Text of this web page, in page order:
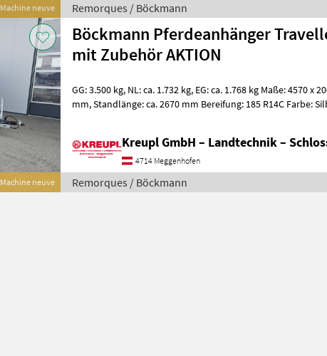
Machine neuve Remorques / Böckmann
Machine neuve
Böckmann Pferdeanhänger
mit Zubehör AKTION
GG: 3.500 kg, NL: ca. 1.732 kg, EG: ca. 1.768 kg Maße: 4570 x 2000 x 2450
mm, Standlänge: ca. 2670 mm Bereifung: 185 R14C Farbe: Silber-
Kreupl GmbH – Landtechnik –
4714 Meggenhofen
Remorques / Böckmann